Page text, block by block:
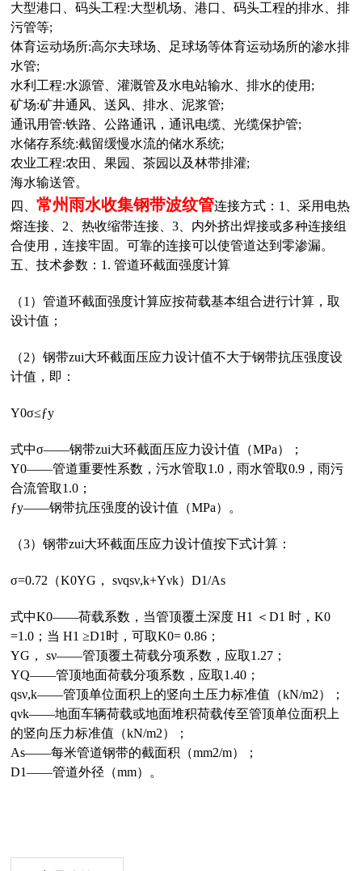
大型港口、码头工程:大型机场、港口、码头工程的排水、排
污管等;
体育运动场所:高尔夫球场、足球场等体育运动场所的渗水排
水管;
水利工程:水源管、灌溉管及水电站输水、排水的使用;
矿场:矿井通风、送风、排水、泥浆管;
通讯用管:铁路、公路通讯，通讯电缆、光缆保护管;
水储存系统:截留缓慢水流的储水系统;
农业工程:农田、果园、茶园以及林带排灌;
海水输送管。
四、常州雨水收集钢带波纹管连接方式：1、采用电热
熔连接、 2、热收缩带连接、3、 内外挤出焊接或多种连接组
合使用，连接牢固。可靠的连接可以使管道达到零渗漏。
五、技术参数： 1. 管道环截面强度计算
（1）管道环截面强度计算应按荷载基本组合进行计算，取
设计值；
（2）钢带zui大环截面压应力设计值不大于钢带抗压强度设
计值，即：
Υ0σ≤ƒy
式中σ——钢带zui大环截面压应力设计值（MPa）；
Υ0——管道重要性系数，污水管取1.0，雨水管取0.9，雨污
合流管取1.0；
ƒy——钢带抗压强度的设计值（MPa）。
（3）钢带zui大环截面压应力设计值按下式计算：
σ=0.72（K0ΥG， sνqsν,k+Υνk）D1/As
式中K0——荷载系数，当管顶覆土深度 H1 ＜D1 时，K0
=1.0；当 H1 ≥D1时，可取K0= 0.86；
ΥG， sν——管顶覆土荷载分项系数，应取1.27；
ΥQ——管顶地面荷载分项系数，应取1.40；
qsν,k——管顶单位面积上的竖向土压力标准值（kN/m2）；
qνk——地面车辆荷载或地面堆积荷载传至管顶单位面积上
的竖向压力标准值（kN/m2）；
As——每米管道钢带的截面积（mm2/m）；
D1——管道外径（mm）。